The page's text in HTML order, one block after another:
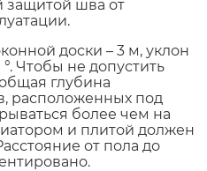
защитой шва от
доски – 3 м, уклон
Чтобы не допустить
глубина
расположенных под
более чем на
и плитой должен
от пола до